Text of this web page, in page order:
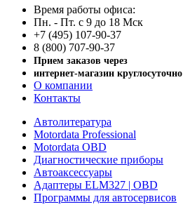
Время работы офиса:
Пн. - Пт. с 9 до 18 Мск
+7 (495) 107-90-37
8 (800) 707-90-37
Прием заказов через
интернет-магазин круглосуточно
О компании
Контакты
Автолитература
Motordata Professional
Motordata OBD
Диагностические приборы
Автоаксессуары
Адаптеры ELM327 | OBD
Программы для автосервисов